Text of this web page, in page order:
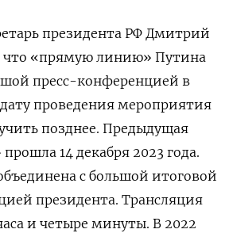
президента РФ Дмитрий
что «прямую линию» Путина
пресс-конференцией в
проведения мероприятия
позднее. Предыдущая
14 декабря 2023 года.
с большой итоговой
президента. Трансляция
и четыре минуты. В 2022